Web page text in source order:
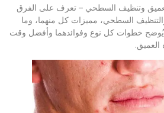
وتنظيف السطحي – تعرف على الفرق
السطحي، مميزات كل منهما، وما
خطوات كل نوع وفوائدهما وأفضل وقت
العميق.